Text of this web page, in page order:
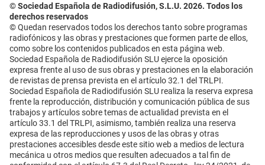
© Sociedad Española de Radiodifusión, S.L.U. 2026. Todos los
derechos reservados
© Quedan reservados todos los derechos tanto sobre programas
radiofónicos y las obras y prestaciones que formen parte de ellos,
como sobre los contenidos publicados en esta página web.
Sociedad Española de Radiodifusión SLU ejerce la oposición
expresa frente al uso de sus obras y prestaciones en la elaboración
de revistas de prensa prevista en el artículo 32.1 del TRLPI.
Sociedad Española de Radiodifusión SLU realiza la reserva expresa
frente la reproducción, distribución y comunicación pública de sus
trabajos y artículos sobre temas de actualidad prevista en el
artículo 33.1 del TRLPI, asimismo, también realiza una reserva
expresa de las reproducciones y usos de las obras y otras
prestaciones accesibles desde este sitio web a medios de lectura
mecánica u otros medios que resulten adecuados a tal fin de